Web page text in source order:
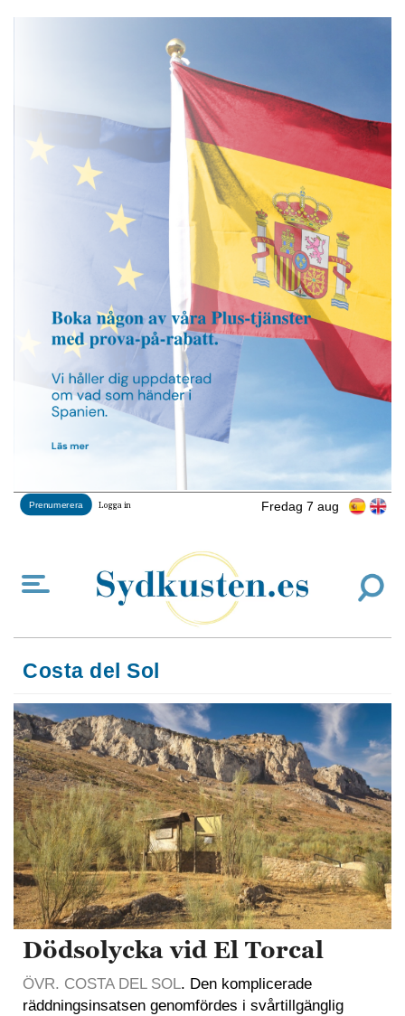
Fredag 7 aug
Prenumerera Logga in
Costa del Sol
Dödsolycka vid El Torcal
ÖVR. COSTA DEL SOL. Den komplicerade
räddningsinsatsen genomfördes i svårtillgänglig